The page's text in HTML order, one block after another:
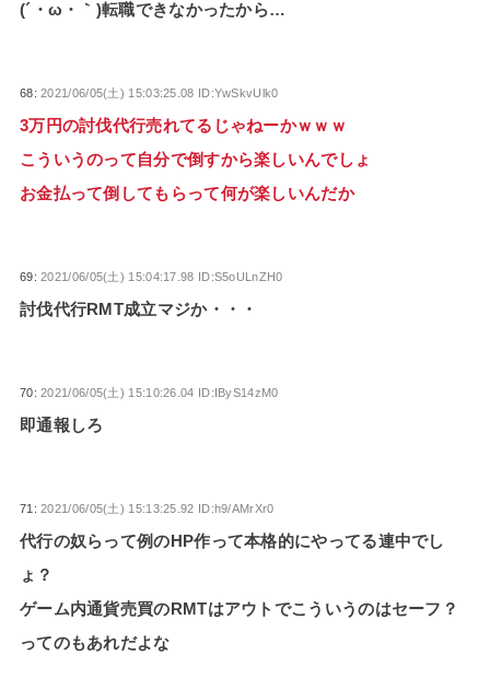
(´・ω・｀)転職できなかったから…
68:2021/06/05(土) 15:03:25.08 ID:YwSkvUlk0
3万円の討伐代行売れてるじゃねーかｗｗｗ
こういうのって自分で倒すから楽しいんでしょ
お金払って倒してもらって何が楽しいんだか
69:2021/06/05(土) 15:04:17.98 ID:S5oULnZH0
討伐代行RMT成立マジか・・・
70:2021/06/05(土) 15:10:26.04 ID:IByS14zM0
即通報しろ
71:2021/06/05(土) 15:13:25.92 ID:h9/AMrXr0
代行の奴らって例のHP作って本格的にやってる連中でし
ょ？
ゲーム内通貨売買のRMTはアウトでこういうのはセーフ？
ってのもあれだよな